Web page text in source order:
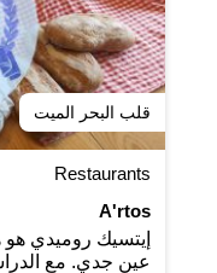
قلب البحر الميت
Restaurants
A'rtos
إيتسيك روميدي
عين جدي. مع